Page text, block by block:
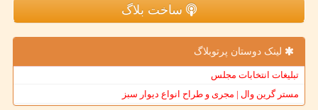
ساخت بلاگ
لینک دوستان پرتوبلاگ
تبلیغات انتخابات مجلس
مستر گرین وال | مجری و طراح انواع دیوار سبز